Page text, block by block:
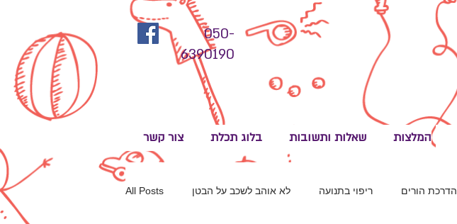
050-
6390190
צור קשר בלוג תכלת שאלות ותשובות המלצות
All Posts לא אוהב לשכב על הבטן ריפוי בתנועה הדרכת הורים